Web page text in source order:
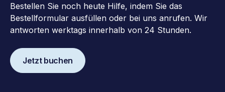
Bestellen Sie noch heute Hilfe, indem Sie das
Bestellformular ausfüllen oder bei uns anrufen. Wir
antworten werktags innerhalb von 24 Stunden.
Jetzt buchen